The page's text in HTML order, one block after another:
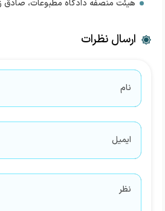
هیئت منصفه دادگاه مطبوعات، صادق
ارسال نظرات